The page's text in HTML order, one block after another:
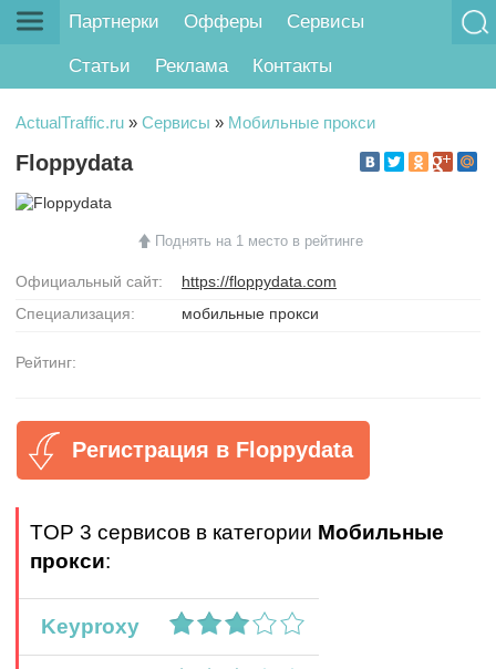
Партнерки Офферы Сервисы
Статьи Реклама Контакты
ActualTraffic.ru » Сервисы » Мобильные прокси
Floppydata
Поднять на 1 место в рейтинге
Официальный сайт:
https://floppydata.com
Специализация:
мобильные прокси
Рейтинг:
Регистрация в Floppydata
TOP 3 сервисов в категории Мобильные
прокси:
Keyproxy